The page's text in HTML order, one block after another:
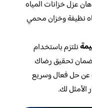
عزل خزانات المياه
نظيفة وخزان محمي
نلتزم باستخدام
لضمان تحقيق رضاك
عن حل فعال وسريع
الأمثل لك.